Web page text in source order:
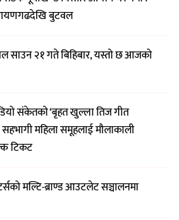
बुटवल
साउन २१ गते बिहिबार, यस्तो छ आजको
संकेतको ‘बृहत खुल्ला तिज गीत
: सहभागी महिला समूहलाई मौलाकाली
टिकट
मल्टि-ब्राण्ड आउटलेट सञ्चालनमा